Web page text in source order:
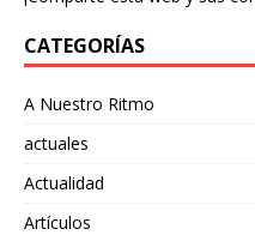
CATEGORÍAS
A Nuestro Ritmo
actuales
Actualidad
Artículos